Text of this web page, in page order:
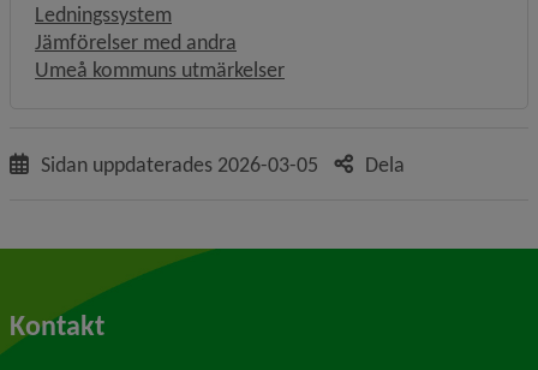
Ledningssystem
Jämförelser med andra
Umeå kommuns utmärkelser
Sidan uppdaterades 2026-03-05 Dela
Kontakt